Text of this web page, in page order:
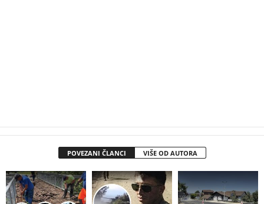
POVEZANI ČLANCI VIŠE OD AUTORA